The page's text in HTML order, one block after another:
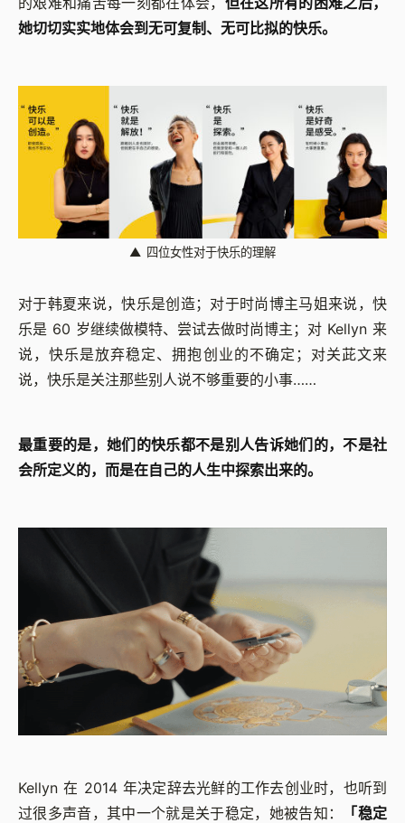
她切切实实地体会到无可复制、无可比拟的快乐。
▲ 四位女性对于快乐的理解
对于韩夏来说，快乐是创造；对于时尚博主马姐来说，快
乐是 60 岁继续做模特、尝试去做时尚博主；对 Kellyn 来
说，快乐是放弃稳定、拥抱创业的不确定；对关茈文来
说，快乐是关注那些别人说不够重要的小事……
最重要的是，她们的快乐都不是别人告诉她们的，不是社
会所定义的，而是在自己的人生中探索出来的。
Kellyn 在 2014 年决定辞去光鲜的工作去创业时，也听到
过很多声音，其中一个就是关于稳定，她被告知：
「稳定